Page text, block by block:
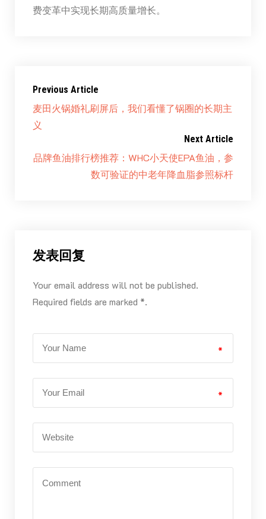
费变革中实现长期高质量增长。
Previous Article
麦田火锅婚礼刷屏后，我们看懂了锅圈的长期主
义
Next Article
品牌鱼油排行榜推荐：WHC小天使EPA鱼油，参
数可验证的中老年降血脂参照标杆
发表回复
Your email address will not be published.
Required fields are marked *.
*
*